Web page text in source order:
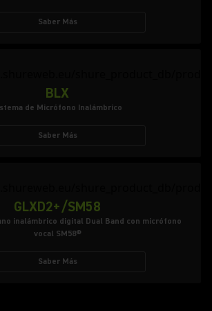
Saber Más
BLX
de Micrófono Inalámbrico
Saber Más
GLXD2+/SM58
inalámbrico digital Dual Band con micrófono
vocal SM58®
Saber Más